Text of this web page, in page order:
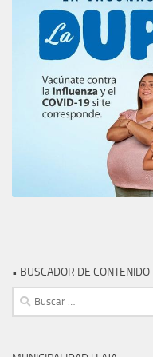
• BUSCADOR DE CONTENIDO
Buscar: